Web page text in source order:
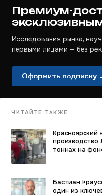
Премиум-
Исследования рынка,
первыми лицами — без
Оформить подписку
ЧИТАЙТЕ ТАКЖЕ
Красноярский
производство
тоннах на
Бастиан
один из